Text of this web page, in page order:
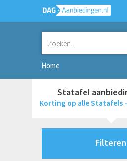
Home
Statafel
Korting op alle Statafels
Filteren